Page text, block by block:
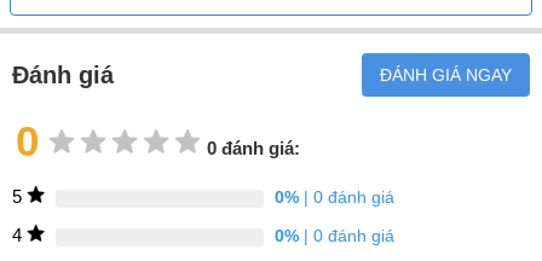
phải rã đông tủ đông nữa và thực phẩm đông lạnh của bạn sẽ có
thời hạn sử dụng lâu nhất có thể.
Máy nén phát minh
Siemens GI81NACE0 có máy nén biến tần thông minh
kiện lý tưởng cho tủ đông của bạn. Nhờ khả năng điều chỉnh nhiệt
Đánh giá ĐÁNH GIÁ NGAY
0 0 đánh giá:
5 0%| 0 đánh giá
4 0%| 0 đánh giá